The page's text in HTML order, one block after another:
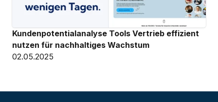
Kundenpotentialanalyse Tools Vertrieb effizient
nutzen für nachhaltiges Wachstum
02.05.2025